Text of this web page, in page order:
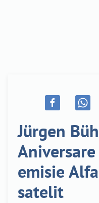
Jürgen
emisie
satelit